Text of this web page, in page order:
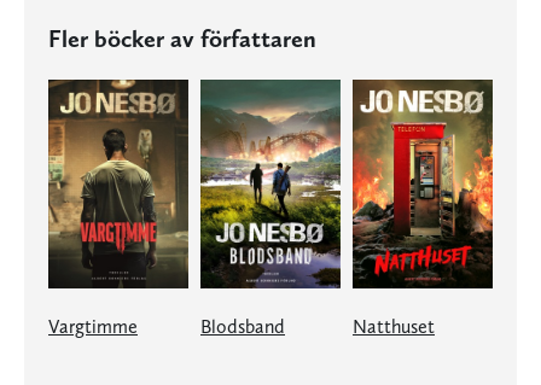
Fler böcker av författaren
Vargtimme Blodsband Natthuset